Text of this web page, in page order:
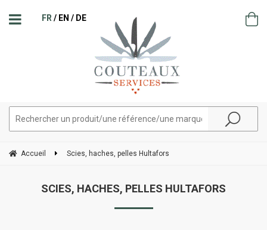
FR EN DE
Accueil Scies, haches, pelles Hultafors
SCIES, HACHES, PELLES HULTAFORS